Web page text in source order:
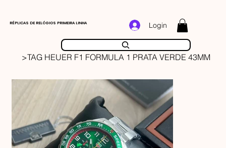
RÉPLICAS DE RELÓGIOS PRIMEIRA LINHA Login
>TAG HEUER F1 FORMULA 1 PRATA VERDE 43MM